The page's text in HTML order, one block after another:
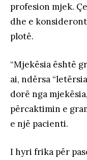
profesion mjek.
dhe e
plotë.
“Mjekësia është
ai, ndërsa
dorë nga
përcaktimin e
e një pacienti.
I hyri frika për